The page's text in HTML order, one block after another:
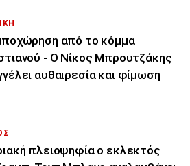
από το κόμμα
- Ο Νίκος Μπρουτζάκης
αυθαιρεσία και φίμωση
πλειοψηφία ο εκλεκτός